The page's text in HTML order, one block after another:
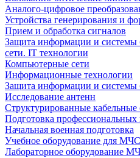
Аналого-цифровое
Устройства генерирования и
Прием и обработка сигналов
Защита информации и системы
сети. IT технологии
Компьютерные сети
Информационные технологии
Защита информации и системы
Исследование антенн
Структурированные кабельные
Подготовка профессиональных
Начальная военная подготовка
Учебное оборудование для МЧС
Лабораторное оборудование